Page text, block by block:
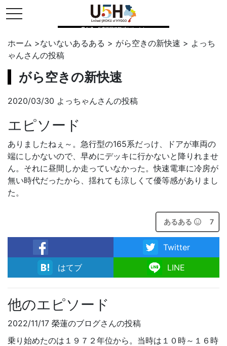
toggle navigation
県公式・兵庫五国連邦プロジェクト
ホーム >ないないあるある > がら空きの新快速 > よっち
ゃんさんの投稿
がら空きの新快速
2020/03/30 よっちゃんさんの投稿
エピソード
ありましたねぇ～。急行型の165系だっけ、ドアが車両の
端にしかないので、早めにデッキに行かないと降りれませ
ん。それに昼間しか走っていなかった。快速電車に冷房が
無い時代だったから、揺れても涼しくて優等感がありまし
た。
あるある 7
facebook
Twitter
はてブ
LINE
他のエピソード
2022/11/17 榮蓮のブログさんの投稿
乗り始めたのは１９７２年位から。当時は１０時～１６時